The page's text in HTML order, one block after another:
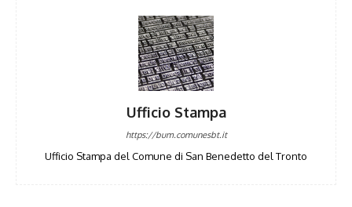
Ufficio Stampa
https://bum.comunesbt.it
Ufficio Stampa del Comune di San Benedetto del Tronto